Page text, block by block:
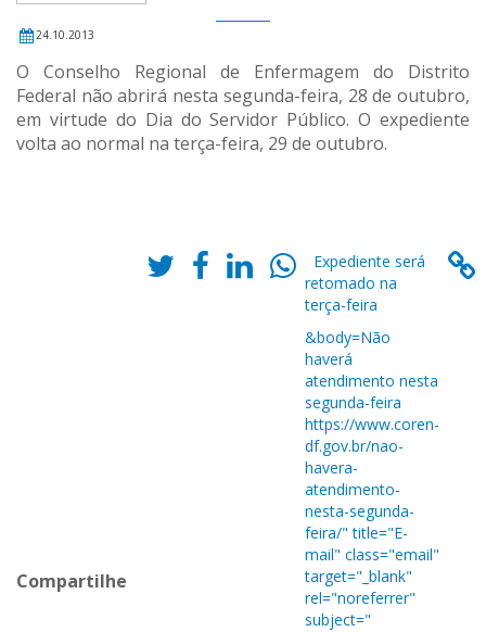
24.10.2013
O Conselho Regional de Enfermagem do Distrito
Federal não abrirá nesta segunda-feira, 28 de outubro,
em virtude do Dia do Servidor Público. O expediente
volta ao normal na terça-feira, 29 de outubro.
Compartilhe
Expediente será
retomado na
terça-feira
&body=Não
haverá
atendimento nesta
segunda-feira
https://www.coren-
df.gov.br/nao-
havera-
atendimento-
nesta-segunda-
feira/" title="E-
mail" class="email"
target="_blank"
rel="noreferrer"
subject="